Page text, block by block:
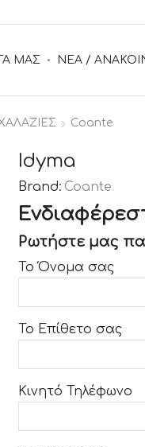
ΜΑΣ ΝΕΑ /
Coante
Idyma
Brand: Coante
Ρωτήστε μας
Το Όνομα σας
Το Επίθετο σας
Κινητό Τηλέφωνο